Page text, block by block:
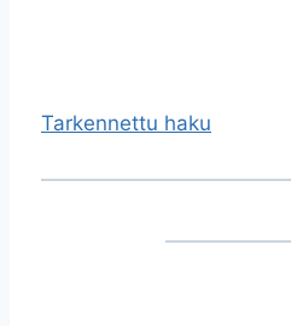
Tarkennettu haku